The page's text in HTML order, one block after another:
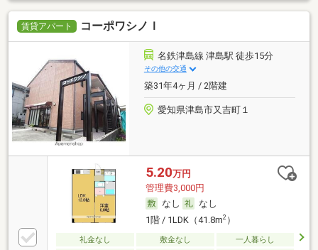
賃貸アパート コーポワシノＩ
名鉄津島線 津島駅 徒歩15分
その他の交通
築31年4ヶ月 / 2階建
愛知県津島市又吉町１
5.20万円
管理費3,000円
なし
なし
1階 / 1LDK（41.8m2）
礼金なし 敷金なし
一人暮らし